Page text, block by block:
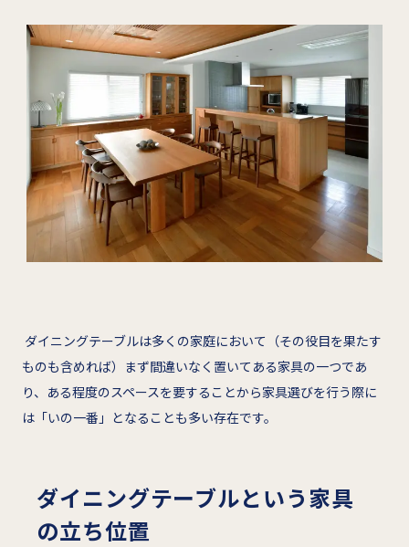
ダイニングテーブルは多くの家庭において（その役目を果たす
ものも含めれば）まず間違いなく置いてある家具の一つであ
り、ある程度のスペースを要することから家具選びを行う際に
は「いの一番」となることも多い存在です。
ダイニングテーブルという家具
の立ち位置